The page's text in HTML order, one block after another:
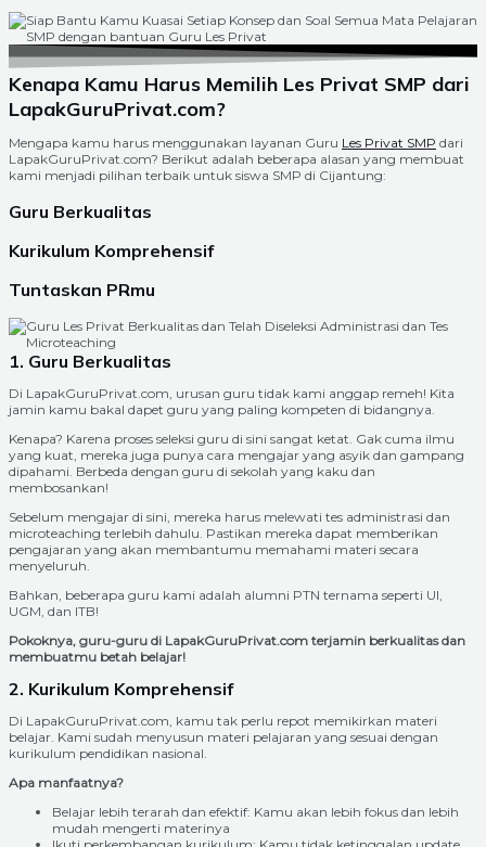
Kenapa Kamu Harus Memilih Les Privat SMP dari
LapakGuruPrivat.com?
Mengapa kamu harus menggunakan layanan Guru Les Privat SMP dari
LapakGuruPrivat.com? Berikut adalah beberapa alasan yang membuat
kami menjadi pilihan terbaik untuk siswa SMP di Cijantung:
Guru Berkualitas
Kurikulum Komprehensif
Tuntaskan PRmu
1. Guru Berkualitas
Di LapakGuruPrivat.com, urusan guru tidak kami anggap remeh! Kita
jamin kamu bakal dapet guru yang paling kompeten di bidangnya.
Kenapa? Karena proses seleksi guru di sini sangat ketat. Gak cuma ilmu
yang kuat, mereka juga punya cara mengajar yang asyik dan gampang
dipahami. Berbeda dengan guru di sekolah yang kaku dan
membosankan!
Sebelum mengajar di sini, mereka harus melewati tes administrasi dan
microteaching terlebih dahulu. Pastikan mereka dapat memberikan
pengajaran yang akan membantumu memahami materi secara
menyeluruh.
Bahkan, beberapa guru kami adalah alumni PTN ternama seperti UI,
UGM, dan ITB!
Pokoknya, guru-guru di LapakGuruPrivat.com terjamin berkualitas dan
membuatmu betah belajar!
2. Kurikulum Komprehensif
Di LapakGuruPrivat.com, kamu tak perlu repot memikirkan materi
belajar. Kami sudah menyusun materi pelajaran yang sesuai dengan
kurikulum pendidikan nasional.
Apa manfaatnya?
Belajar lebih terarah dan efektif: Kamu akan lebih fokus dan lebih
mudah mengerti materinya